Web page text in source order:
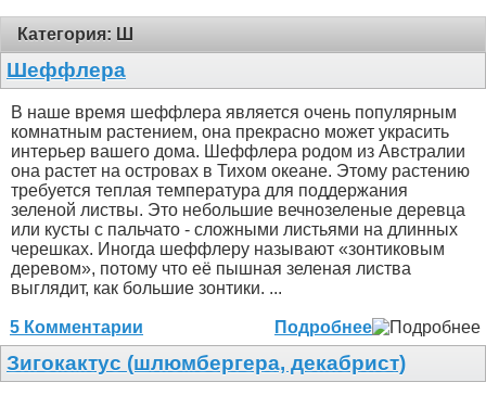
Категория: Ш
Шеффлера
В наше время шеффлера является очень популярным
комнатным растением, она прекрасно может украсить
интерьер вашего дома. Шеффлера родом из Австралии
она растет на островах в Тихом океане. Этому растению
требуется теплая температура для поддержания
зеленой листвы. Это небольшие вечнозеленые деревца
или кусты с пальчато - сложными листьями на длинных
черешках. Иногда шеффлеру называют «зонтиковым
деревом», потому что её пышная зеленая листва
выглядит, как большие зонтики. ...
5 Комментарии Подробнее
Зигокактус (шлюмбергера, декабрист)